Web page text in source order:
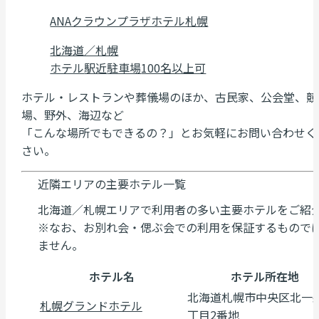
ANAクラウンプラザホテル札幌
北海道／札幌
ホテル駅近駐車場100名以上可
ホテル・レストランや葬儀場のほか、古民家、公会堂、
場、野外、海辺など
「こんな場所でもできるの？」とお気軽にお問い合わせ
さい。
近隣エリアの主要ホテル一覧
北海道／札幌エリアで利用者の多い主要ホテルをご紹
※なお、お別れ会・偲ぶ会での利用を保証するもので
ません。
ホテル名
ホテル所在地
札幌グランドホテル
北海道札幌市中央区北一
丁目2番地